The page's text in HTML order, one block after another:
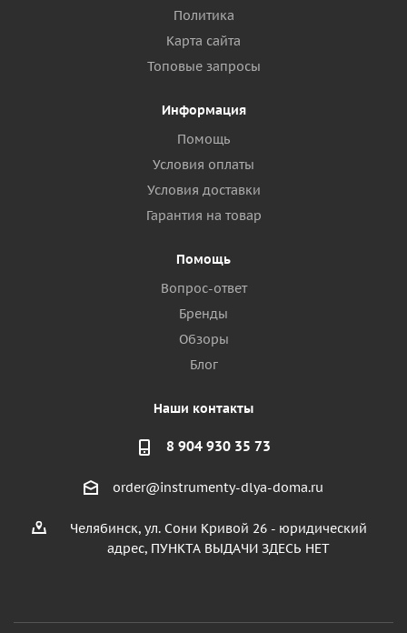
Политика
Карта сайта
Топовые запросы
Информация
Помощь
Условия оплаты
Условия доставки
Гарантия на товар
Помощь
Вопрос-ответ
Бренды
Обзоры
Блог
Наши контакты
8 904 930 35 73
order@instrumenty-dlya-doma.ru
Челябинск, ул. Сони Кривой 26 - юридический
адрес, ПУНКТА ВЫДАЧИ ЗДЕСЬ НЕТ